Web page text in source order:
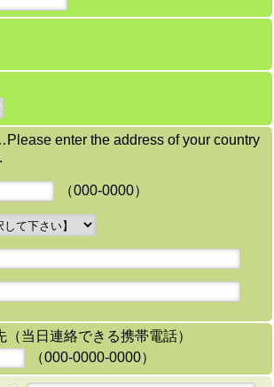
enter the address of your country
（000-0000）
（当日連絡できる携帯電話）
（000-0000-0000）